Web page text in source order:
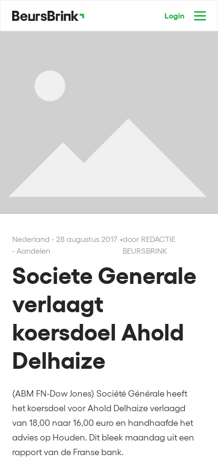
Login
Nederland - 28 augustus 2017
- Aandelen
•door REDACTIE
BEURSBRINK
Societe Generale
verlaagt
koersdoel Ahold
Delhaize
(ABM FN-Dow Jones) Société Générale heeft
het koersdoel voor Ahold Delhaize verlaagd
van 18,00 naar 16,00 euro en handhaafde het
advies op Houden. Dit bleek maandag uit een
rapport van de Franse bank.